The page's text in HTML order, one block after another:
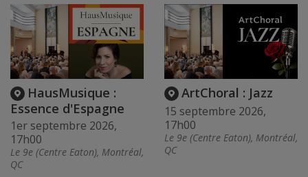
HausMusique :
Essence d'Espagne
1er septembre 2026,
17h00
Le 9e (Centre Eaton), Montréal,
QC
ArtChoral : Jazz
15 septembre 2026,
17h00
Le 9e (Centre Eaton), Montréal,
QC